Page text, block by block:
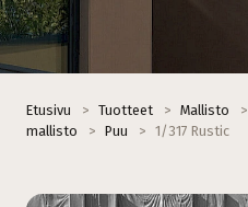
Etusivu > Tuotteet > Mallisto >
mallisto
> Puu > 1/317 Rustic